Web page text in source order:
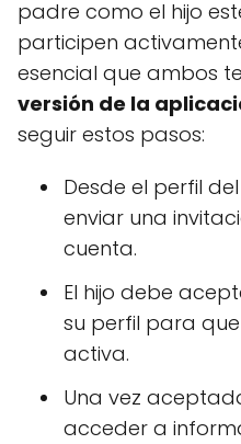
padre como el hijo
participen
esencial que ambos
versión de la
seguir estos pasos:
Desde el perfil
enviar una
cuenta.
El hijo debe
su perfil para
activa.
Una vez
acceder a